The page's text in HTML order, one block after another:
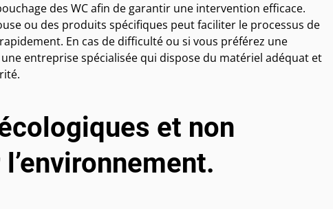
des WC afin de garantir une intervention efficace.
ou des produits spécifiques peut faciliter le processus de
En cas de difficulté ou si vous préférez une
entreprise spécialisée qui dispose du matériel adéquat et
et non